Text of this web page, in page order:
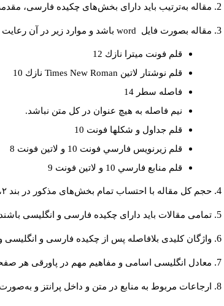
مقاله به‌ترتیب باید دارای بخش‌های چکیده فارسی،
مقاله بصورت فايل word باشد و موارد زير در آن رعايت
قلم فونت ميترا نازك 12
قلم نوشتار لاتين Times New Roman نازك 10
فاصله سطر 14
نيم فاصله به هيچ عنوان در كل متن نباشد.
قلم جداول و شكلها فونت 10
قلم زيرنويس فارسي فونت 10 و لاتين فونت 8
قلم منابع فارسي 10 و لاتين فونت 9
حجم کل مقاله با احتساب تمام بخش‌های مذکور در بند ۲، بین ۶۰۰۰ تا ۸۰۰۰کلمه باشد.
تمامی مقالات باید دارای چکیده فارسی و انگلیسی باشند. حجم هر دو چکیده
واژگان کلیدی بلافاصله پس از چکیده فارسی و انگلیسی و بین ۴-۶ کلمه
معادل انگلیسی اسامی و مفاهیم مهم در پاورقی هر
ارجاعات مربوط به منابع در متن و داخل پرانتز و